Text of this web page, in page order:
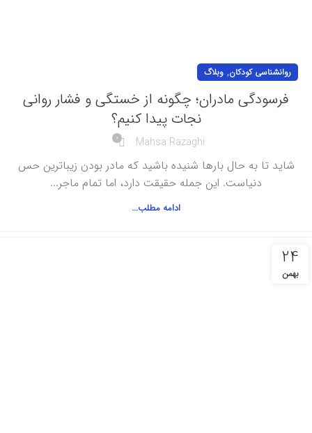
روانشناسی کودکان, وبلاگ
فرسودگی مادران؛ چگونه از خستگی و فشار روانی
نجات پیدا کنیم؟
Mahsa Razaghi
0
شاید تا به حال بارها شنیده باشید که مادر بودن زیباترین حس
دنیاست. این جمله حقیقت دارد، اما تمام ماجر...
ادامه مطلب...
24
بهمن